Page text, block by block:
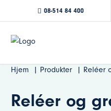
08-514 84 400
Hjem Produkter Reléer
Reléer og